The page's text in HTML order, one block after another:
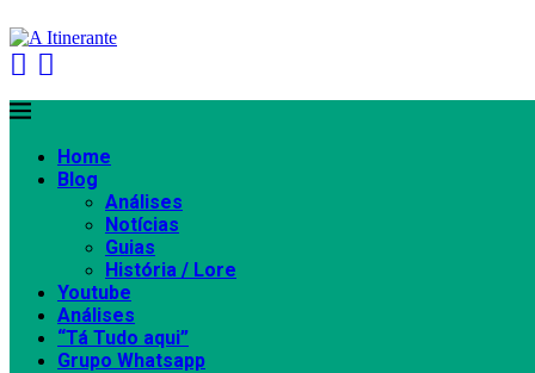
Home
Blog
Análises
Notícias
Guias
História / Lore
Youtube
Análises
“Tá Tudo aqui”
Grupo Whatsapp